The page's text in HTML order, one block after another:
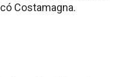
Costamagna.